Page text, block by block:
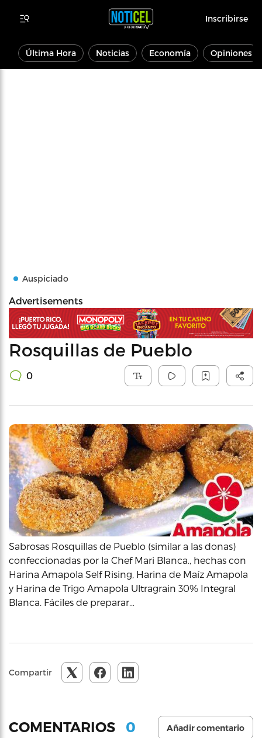
Inscribirse
Última Hora Noticias Economía Opiniones
Auspiciado
Advertisements
Rosquillas de Pueblo
0
Sabrosas Rosquillas de Pueblo (similar a las donas)
confeccionadas por la Chef Mari Blanca., hechas con
Harina Amapola Self Rising, Harina de Maíz Amapola
y Harina de Trigo Amapola Ultragrain 30% Integral
Blanca. Fáciles de preparar…
Compartir
COMENTARIOS 0 Añadir comentario